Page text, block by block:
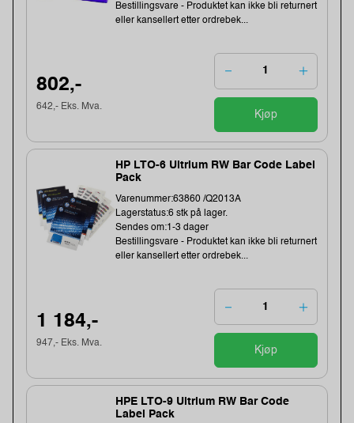
Bestillingsvare - Produktet kan ikke bli returnert
eller kansellert etter ordrebek...
802,-
642,- Eks. Mva.
Kjøp
HP LTO-6 Ultrium RW Bar Code Label
Pack
Varenummer:63860 /Q2013A
Lagerstatus:6 stk på lager.
Sendes om:1-3 dager
Bestillingsvare - Produktet kan ikke bli returnert
eller kansellert etter ordrebek...
1 184,-
947,- Eks. Mva.
Kjøp
HPE LTO-9 Ultrium RW Bar Code
Label Pack